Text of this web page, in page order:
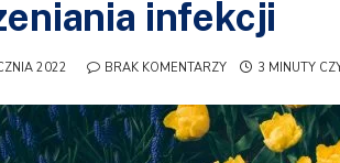
infekcji
2022 BRAK KOMENTARZY 3 MINUTY